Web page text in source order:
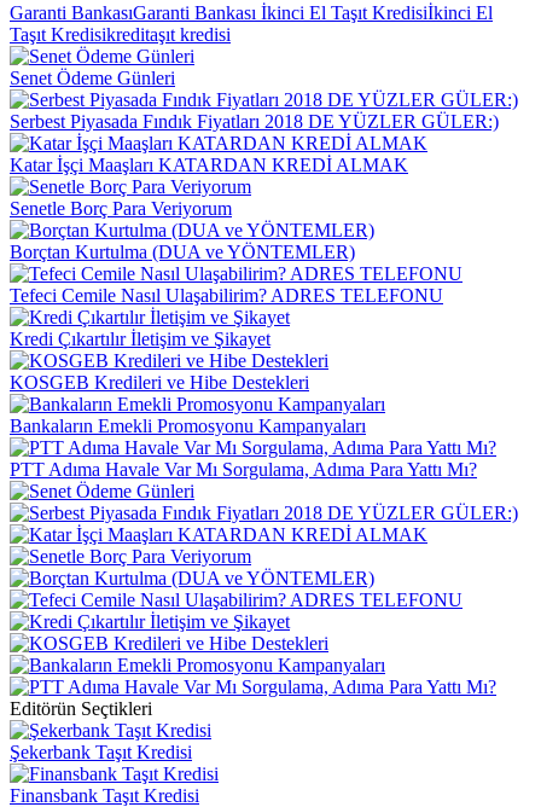
Garanti BankasıGaranti Bankası İkinci El Taşıt Kredisiİkinci El
Taşıt Kredisikreditaşıt kredisi
Senet Ödeme Günleri
Serbest Piyasada Fındık Fiyatları 2018 DE YÜZLER GÜLER:)
Katar İşçi Maaşları KATARDAN KREDİ ALMAK
Senetle Borç Para Veriyorum
Borçtan Kurtulma (DUA ve YÖNTEMLER)
Tefeci Cemile Nasıl Ulaşabilirim? ADRES TELEFONU
Kredi Çıkartılır İletişim ve Şikayet
KOSGEB Kredileri ve Hibe Destekleri
Bankaların Emekli Promosyonu Kampanyaları
PTT Adıma Havale Var Mı Sorgulama, Adıma Para Yattı Mı?
Editörün Seçtikleri
Şekerbank Taşıt Kredisi
Finansbank Taşıt Kredisi